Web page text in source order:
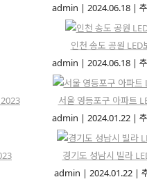
admin | 2024.06.18 |
인천 송도 공원
admin | 2024.06.18 |
서울 영등포구 아파트
admin | 2024.01.22 |
경기도 성남시 빌라
admin | 2024.01.22 |